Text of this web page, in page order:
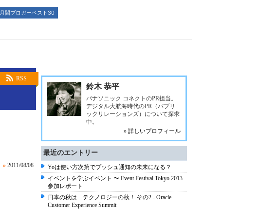
月間ブロガーベスト30
RSS
» 2011/08/08
鈴木 恭平
パナソニック コネクトのPR担当。
デジタル大航海時代のPR（パブリ
ックリレーションズ）について探求
中。
» 詳しいプロフィール
最近のエントリー
Yoは使い方次第でプッシュ通知の未来になる？
イベントを学ぶイベント 〜 Event Festival Tokyo 2013
参加レポート
日本の秋は…テクノロジーの秋！ その2 - Oracle
Customer Experience Summit